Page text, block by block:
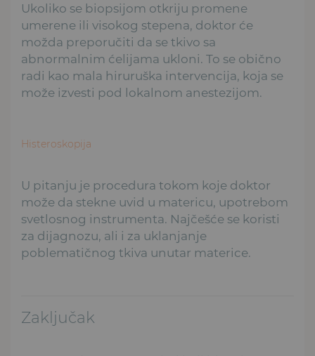
Ukoliko se biopsijom otkriju promene
umerene ili visokog stepena, doktor će
možda preporučiti da se tkivo sa
abnormalnim ćelijama ukloni. To se obično
radi kao mala hiruruška intervencija, koja se
može izvesti pod lokalnom anestezijom.
Histeroskopija
U pitanju je procedura tokom koje doktor
može da stekne uvid u matericu, upotrebom
svetlosnog instrumenta. Najčešće se koristi
za dijagnozu, ali i za uklanjanje
poblematičnog tkiva unutar materice.
Zaključak